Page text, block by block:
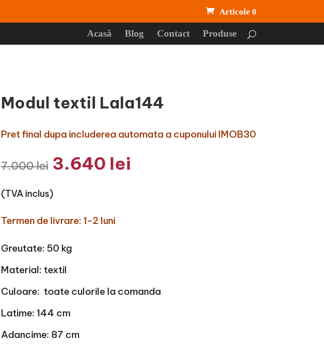
Articole 0
Acasă Blog Contact Produse
Modul textil Lala144
Pret final dupa includerea automata a cuponului IMOB30
7.000lei Prețul
inițial
a
fost:
7.000 lei.
3.640 lei
(TVA inclus)
Termen de livrare: 1-2 luni
Greutate: 50 kg
Material: textil
Culoare: toate culorile la comanda
Latime: 144 cm
Adancime: 87 cm